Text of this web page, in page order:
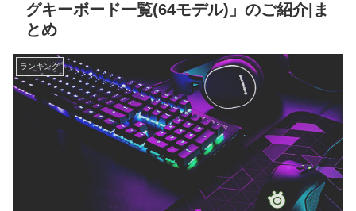
グキーボード一覧(64モデル)」のご紹介|ま
とめ
ランキング